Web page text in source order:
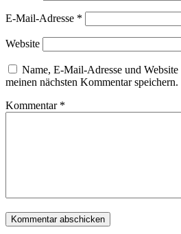
E-Mail-Adresse *
Website
Name, E-Mail-Adresse und
meinen nächsten Kommentar speichern.
Kommentar *